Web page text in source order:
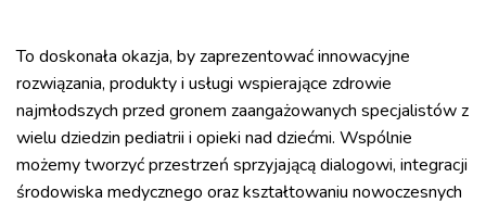
To doskonała okazja, by zaprezentować innowacyjne
rozwiązania, produkty i usługi wspierające zdrowie
najmłodszych przed gronem zaangażowanych specjalistów z
wielu dziedzin pediatrii i opieki nad dziećmi. Wspólnie
możemy tworzyć przestrzeń sprzyjającą dialogowi, integracji
środowiska medycznego oraz kształtowaniu nowoczesnych